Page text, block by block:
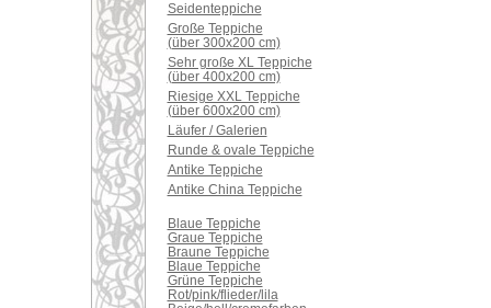
Seidenteppiche
Große Teppiche
(über 300x200 cm)
Sehr große XL Teppiche
(über 400x200 cm)
Riesige XXL Teppiche
(über 600x200 cm)
Läufer / Galerien
Runde & ovale Teppiche
Antike Teppiche
Antike China Teppiche
Blaue Teppiche
Graue Teppiche
Braune Teppiche
Blaue Teppiche
Grüne Teppiche
Rot/pink/flieder/lila